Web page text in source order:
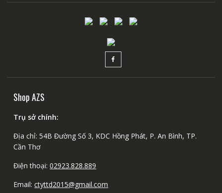
Shop AZS
Trụ sở chính:
Địa chỉ: 54B Đường Số 3, KDC Hồng Phát, P. An Bình, TP.
Cần Thơ
Điện thoại:02923.828.889
Email:ctyttd2015@gmail.com